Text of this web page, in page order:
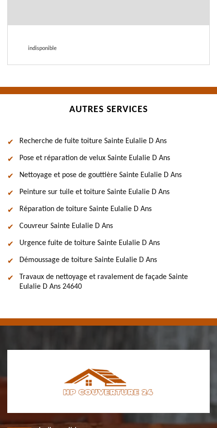
indisponible
AUTRES SERVICES
Recherche de fuite toiture Sainte Eulalie D Ans
Pose et réparation de velux Sainte Eulalie D Ans
Nettoyage et pose de gouttière Sainte Eulalie D Ans
Peinture sur tuile et toiture Sainte Eulalie D Ans
Réparation de toiture Sainte Eulalie D Ans
Couvreur Sainte Eulalie D Ans
Urgence fuite de toiture Sainte Eulalie D Ans
Démoussage de toiture Sainte Eulalie D Ans
Travaux de nettoyage et ravalement de façade Sainte
Eulalie D Ans 24640